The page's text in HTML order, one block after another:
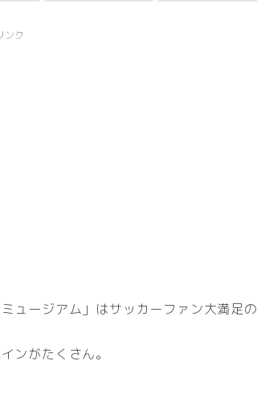
ンク
ュージアム」はサッカーファン大満足の
ンがたくさん。